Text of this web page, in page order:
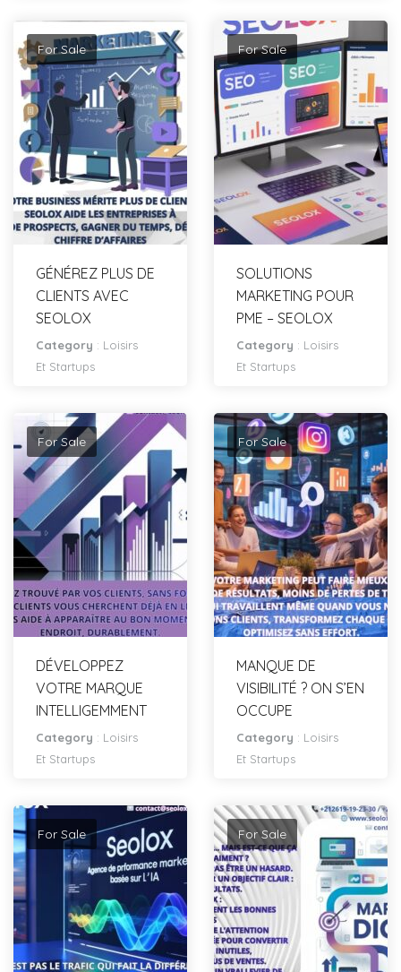
For Sale
GÉNÉREZ PLUS DE
CLIENTS AVEC
SEOLOX
Category : Loisirs
Et Startups
For Sale
SOLUTIONS
MARKETING POUR
PME – SEOLOX
Category : Loisirs
Et Startups
For Sale
DÉVELOPPEZ
VOTRE MARQUE
INTELLIGEMMENT
Category : Loisirs
Et Startups
For Sale
MANQUE DE
VISIBILITÉ ? ON S’EN
OCCUPE
Category : Loisirs
Et Startups
For Sale For Sale